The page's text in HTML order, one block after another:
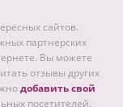
сайтов.
партнерских
Вы можете
отзывы других
добавить свой
посетителей.